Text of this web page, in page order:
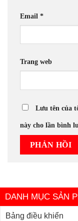
Email *
Trang web
Lưu tên của
này cho lần bình
DANH MỤC SẢN
Bảng điều khiển